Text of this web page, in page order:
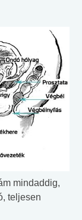
mindaddig,
teljesen